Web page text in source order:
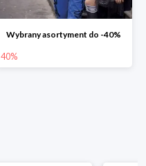
Wybrany asortyment do -40%
40%